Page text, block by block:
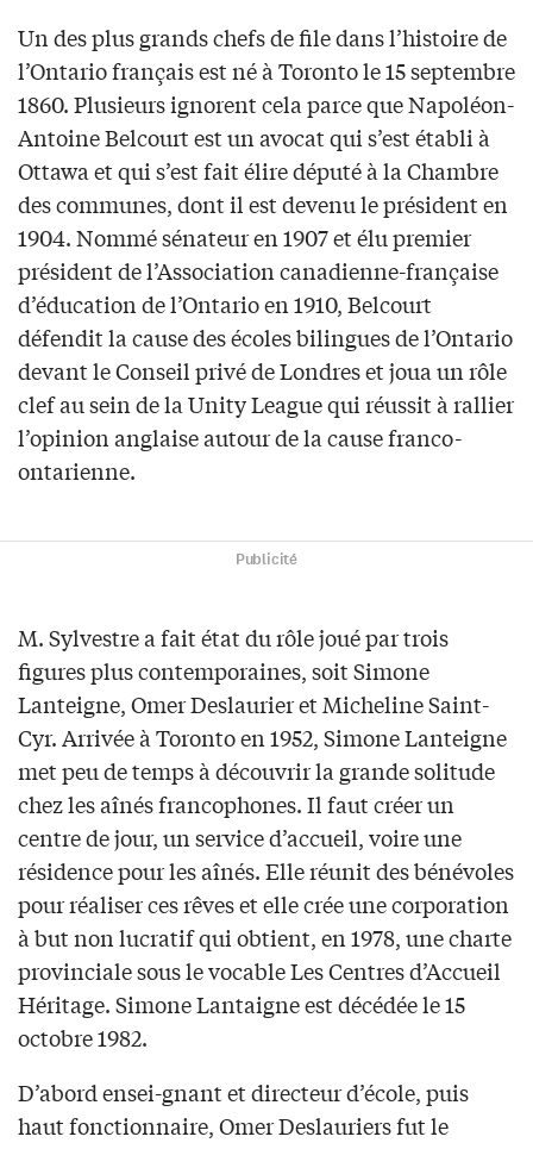
Un des plus grands chefs de file dans l’histoire de
l’Ontario français est né à Toronto le 15 septembre
1860. Plusieurs ignorent cela parce que Napoléon-
Antoine Belcourt est un avocat qui s’est établi à
Ottawa et qui s’est fait élire député à la Chambre
des communes, dont il est devenu le président en
1904. Nommé sénateur en 1907 et élu premier
président de l’Association canadienne-française
d’éducation de l’Ontario en 1910, Belcourt
défendit la cause des écoles bilingues de l’Ontario
devant le Conseil privé de Londres et joua un rôle
clef au sein de la Unity League qui réussit à rallier
l’opinion anglaise autour de la cause franco-
ontarienne.
Publicité
M. Sylvestre a fait état du rôle joué par trois
figures plus contemporaines, soit Simone
Lanteigne, Omer Deslaurier et Micheline Saint-
Cyr. Arrivée à Toronto en 1952, Simone Lanteigne
met peu de temps à découvrir la grande solitude
chez les aînés francophones. Il faut créer un
centre de jour, un service d’accueil, voire une
résidence pour les aînés. Elle réunit des bénévoles
pour réaliser ces rêves et elle crée une corporation
à but non lucratif qui obtient, en 1978, une charte
provinciale sous le vocable Les Centres d’Accueil
Héritage. Simone Lantaigne est décédée le 15
octobre 1982.
D’abord ensei-gnant et directeur d’école, puis
haut fonctionnaire, Omer Deslauriers fut le